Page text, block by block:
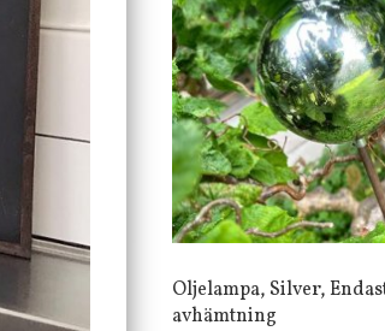
Oljelampa, Silver,
avhämtning